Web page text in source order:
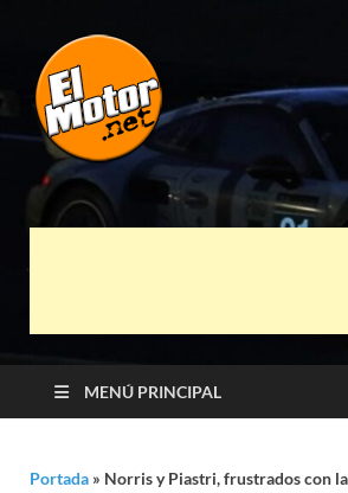
El
Net
Automóviles
MENÚ PRINCIPAL
Portada » Norris y Piastri, frustrados con